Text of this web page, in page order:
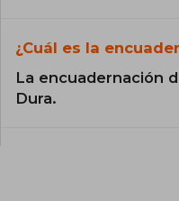
¿Cuál es la
La encuadernación
Dura.